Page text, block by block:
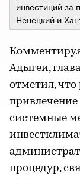
инвестиций за
Ненецкий и
Адыгеи,
отметил, что
системные
процедур,